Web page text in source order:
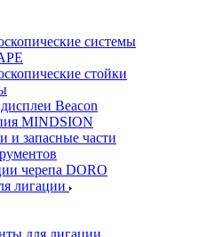
системы
стойки
Beacon
MINDSION
и запасные части
черепа DORO
лигации
для лигации